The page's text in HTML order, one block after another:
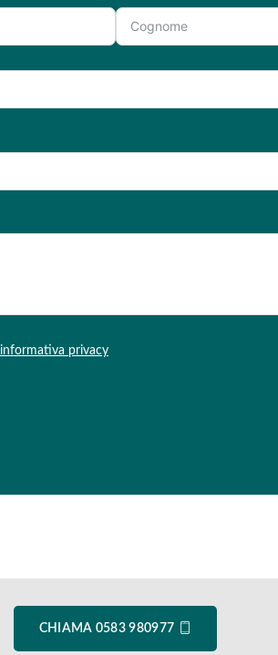
informativa privacy
CHIAMA 0583 980977